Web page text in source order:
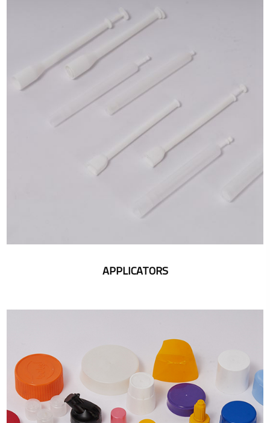
APPLICATORS